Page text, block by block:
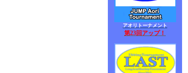
アオリトーナメント
第23回アップ！